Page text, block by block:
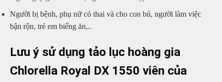
Người bị bệnh, phụ nữ có thai và cho con bú, người làm việc
bận rộn, trẻ em biếng ăn,..
Lưu ý sử dụng tảo lục hoàng gia
Chlorella Royal DX 1550 viên của